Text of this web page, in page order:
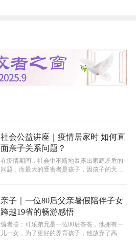
社会公益讲座｜疫情居家时 如何直
面亲子关系问题？
在疫情期间，社会中不断地暴露出家庭矛盾的
问题，而最大的受害者是孩子，因孩子的天性
亲子｜一位80后父亲暑假陪伴子女
跨越19省的畅游感悟
编者按：可乐弟兄是一位80后爸爸，他拥有一
儿一女，为了更好的养育孩子，他放弃了高薪